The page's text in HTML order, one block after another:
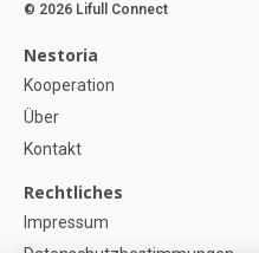
© 2026 Lifull Connect
Nestoria
Kooperation
Über
Kontakt
Rechtliches
Impressum